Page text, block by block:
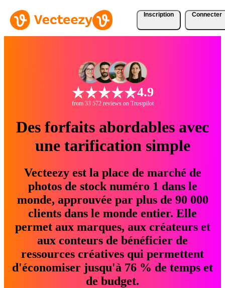
Inscription Connecter
4.9
from 33 572 reviews on Trustpilot
Des forfaits abordables avec
une tarification simple
Vecteezy est la place de marché de
photos de stock numéro 1 dans le
monde, approuvée par plus de 90 000
clients dans le monde entier. Elle
permet aux marques, aux créateurs et
aux conteurs de bénéficier de
ressources créatives qui permettent
d'économiser jusqu'à 76 % de temps et
de budget.